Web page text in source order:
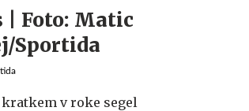
v roke segel